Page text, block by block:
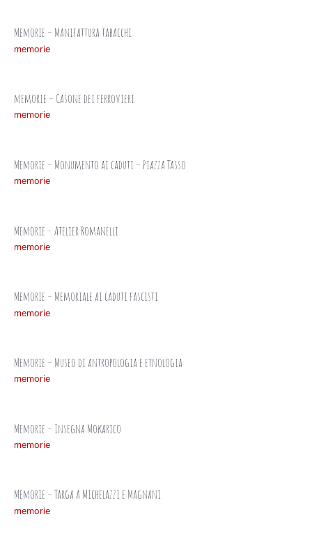
Memorie – Manifattura tabacchi
memorie
memorie – Casone dei ferrovieri
memorie
Memorie – Monumento ai caduti – Piazza Tasso
memorie
Memorie – Atelier Romanelli
memorie
Memorie – Memoriale ai caduti fascisti
memorie
Memorie – Museo di antropologia e etnologia
memorie
Memorie – Insegna Mokarico
memorie
Memorie – Targa a Michelazzi e Magnani
memorie